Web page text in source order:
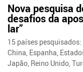
Nova pesquisa
desafios da
lar”
15 países
China, Espanha,
Japão, Reino Unido,